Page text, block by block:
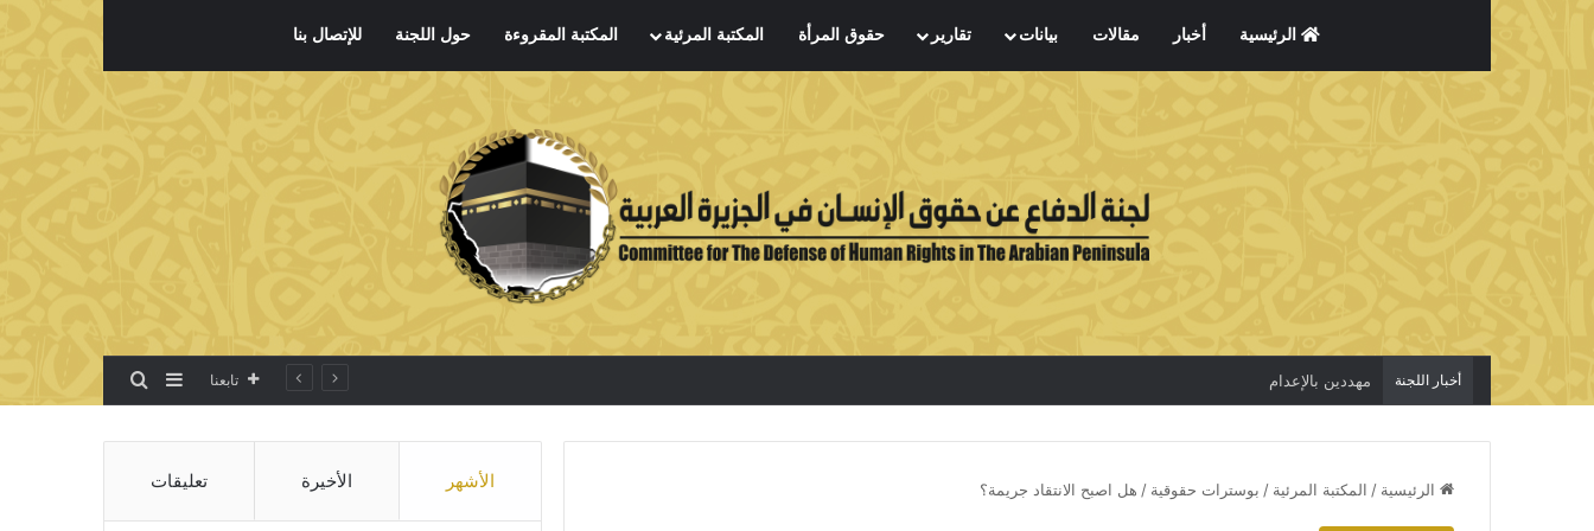
الرئيسية أخبار مقالات بيانات تقارير حقوق المرأة المكتبة المرئية المكتبة المقروءة حول اللجنة للإتصال بنا
أخبار اللجنة مهددين بالإعدام تابعنا إضافة عمود جانبي
بحث عن
الرئيسية / المكتبة المرئية / بوسترات حقوقية / هل اصبح الانتقاد جريمة؟ الأشهر الأخيرة تعليقات